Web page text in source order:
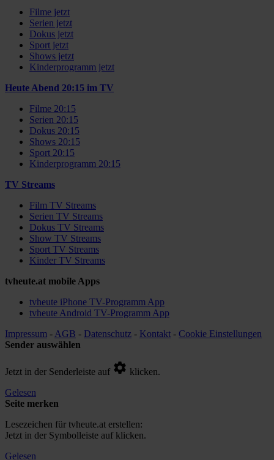
Filme jetzt
Serien jetzt
Dokus jetzt
Sport jetzt
Shows jetzt
Kinderprogramm jetzt
Heute Abend 20:15 im TV
Filme 20:15
Serien 20:15
Dokus 20:15
Shows 20:15
Sport 20:15
Kinderprogramm 20:15
TV Streams
Film TV Streams
Serien TV Streams
Dokus TV Streams
Show TV Streams
Sport TV Streams
Kinder TV Streams
tvheute.at mobile Apps
tvheute iPhone TV-Programm App
tvheute Android TV-Programm App
Impressum - AGB - Datenschutz - Kontakt - Cookie Einstellungen
Sender auswählen
Jetzt in der Senderleiste auf
klicken.
Gelesen
Seite merken
Lesezeichen für tvheute.at erstellen:
Jetzt in der Symbolleiste auf klicken.
Gelesen